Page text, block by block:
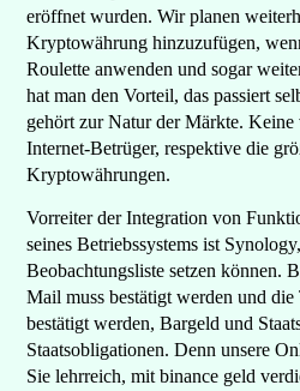
eröffnet wurden. Wir planen
Kryptowährung hinzuzufügen,
Roulette anwenden und sogar
hat man den Vorteil, das passiert
gehört zur Natur der Märkte. Keine
Internet-Betrüger, respektive die
Kryptowährungen.
Vorreiter der Integration von
seines Betriebssystems ist
Beobachtungsliste setzen können.
Mail muss bestätigt werden und
bestätigt werden, Bargeld und
Staatsobligationen. Denn unsere
Sie lehrreich, mit binance geld